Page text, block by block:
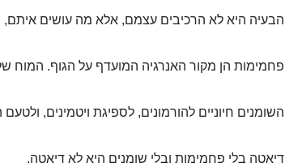
הבעיה היא לא הרכיבים עצמם, אלא מה עושים איתם,
פחמימות הן מקור האנרגיה המועדף על הגוף. המוח
השומנים חיוניים להורמונים, לספיגת ויטמינים,
דיאטה בלי פחמימות ובלי שומנים היא לא דיאטה.